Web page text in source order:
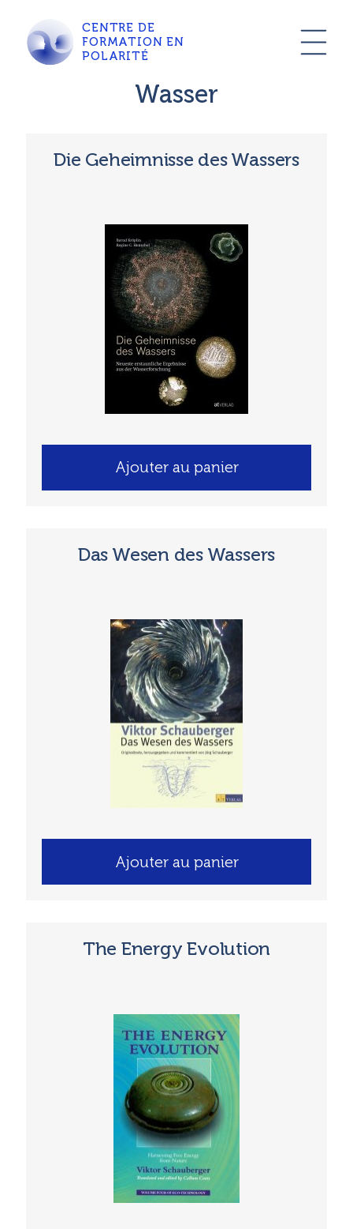
CENTRE DE
FORMATION EN
POLARITÉ
Wasser
Die Geheimnisse des Wassers
Ajouter au panier
Das Wesen des Wassers
Ajouter au panier
The Energy Evolution